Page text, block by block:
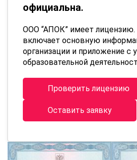
официальна.
ООО “АПОК” имеет
включает основную
организации и приложение с
образовательной
Проверить лицензию
Оставить заявку